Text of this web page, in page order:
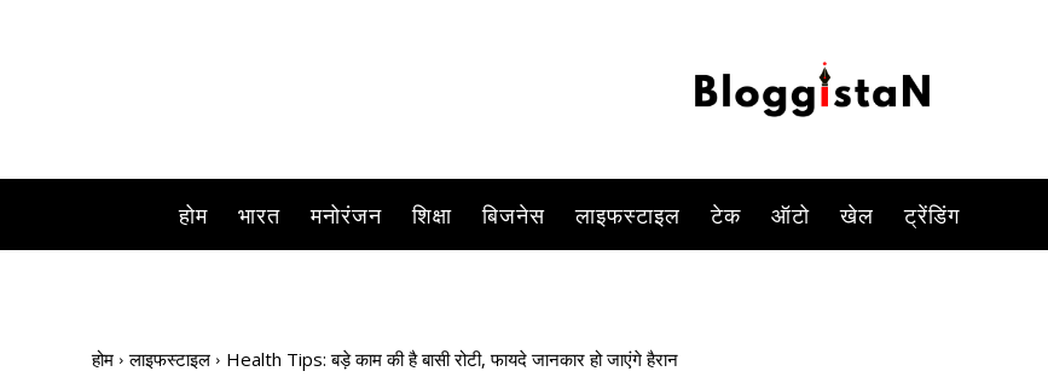
होम भारत मनोरंजन शिक्षा बिजनेस लाइफस्टाइल टेक ऑटो खेल ट्रेंडिंग
होम लाइफस्टाइल Health Tips: बड़े काम की है बासी रोटी, फायदे जानकार हो जाएंगे हैरान